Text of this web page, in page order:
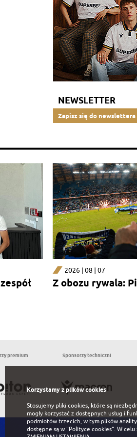
NEWSLETTER
Zapisz się do newslettera
2026 | 08 | 07
Z obozu rywala:
premium Sponsorzy techniczni
Korzystamy z plików cookies
Stosujemy pliki cookies, które są
mogły korzystać z dostępnych usług i
podmiotów trzecich, w tym plików
dostępne są w"Polityce cookies". W celu